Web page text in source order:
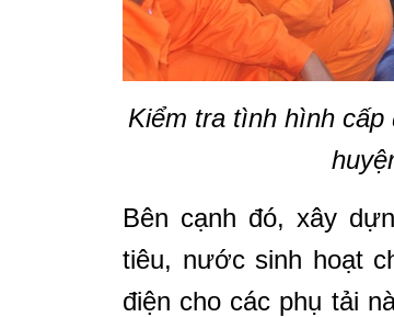
Kiểm tra tình hình
Bên cạnh đó, xây
tiêu, nước sinh hoạt
điện cho các phụ tải